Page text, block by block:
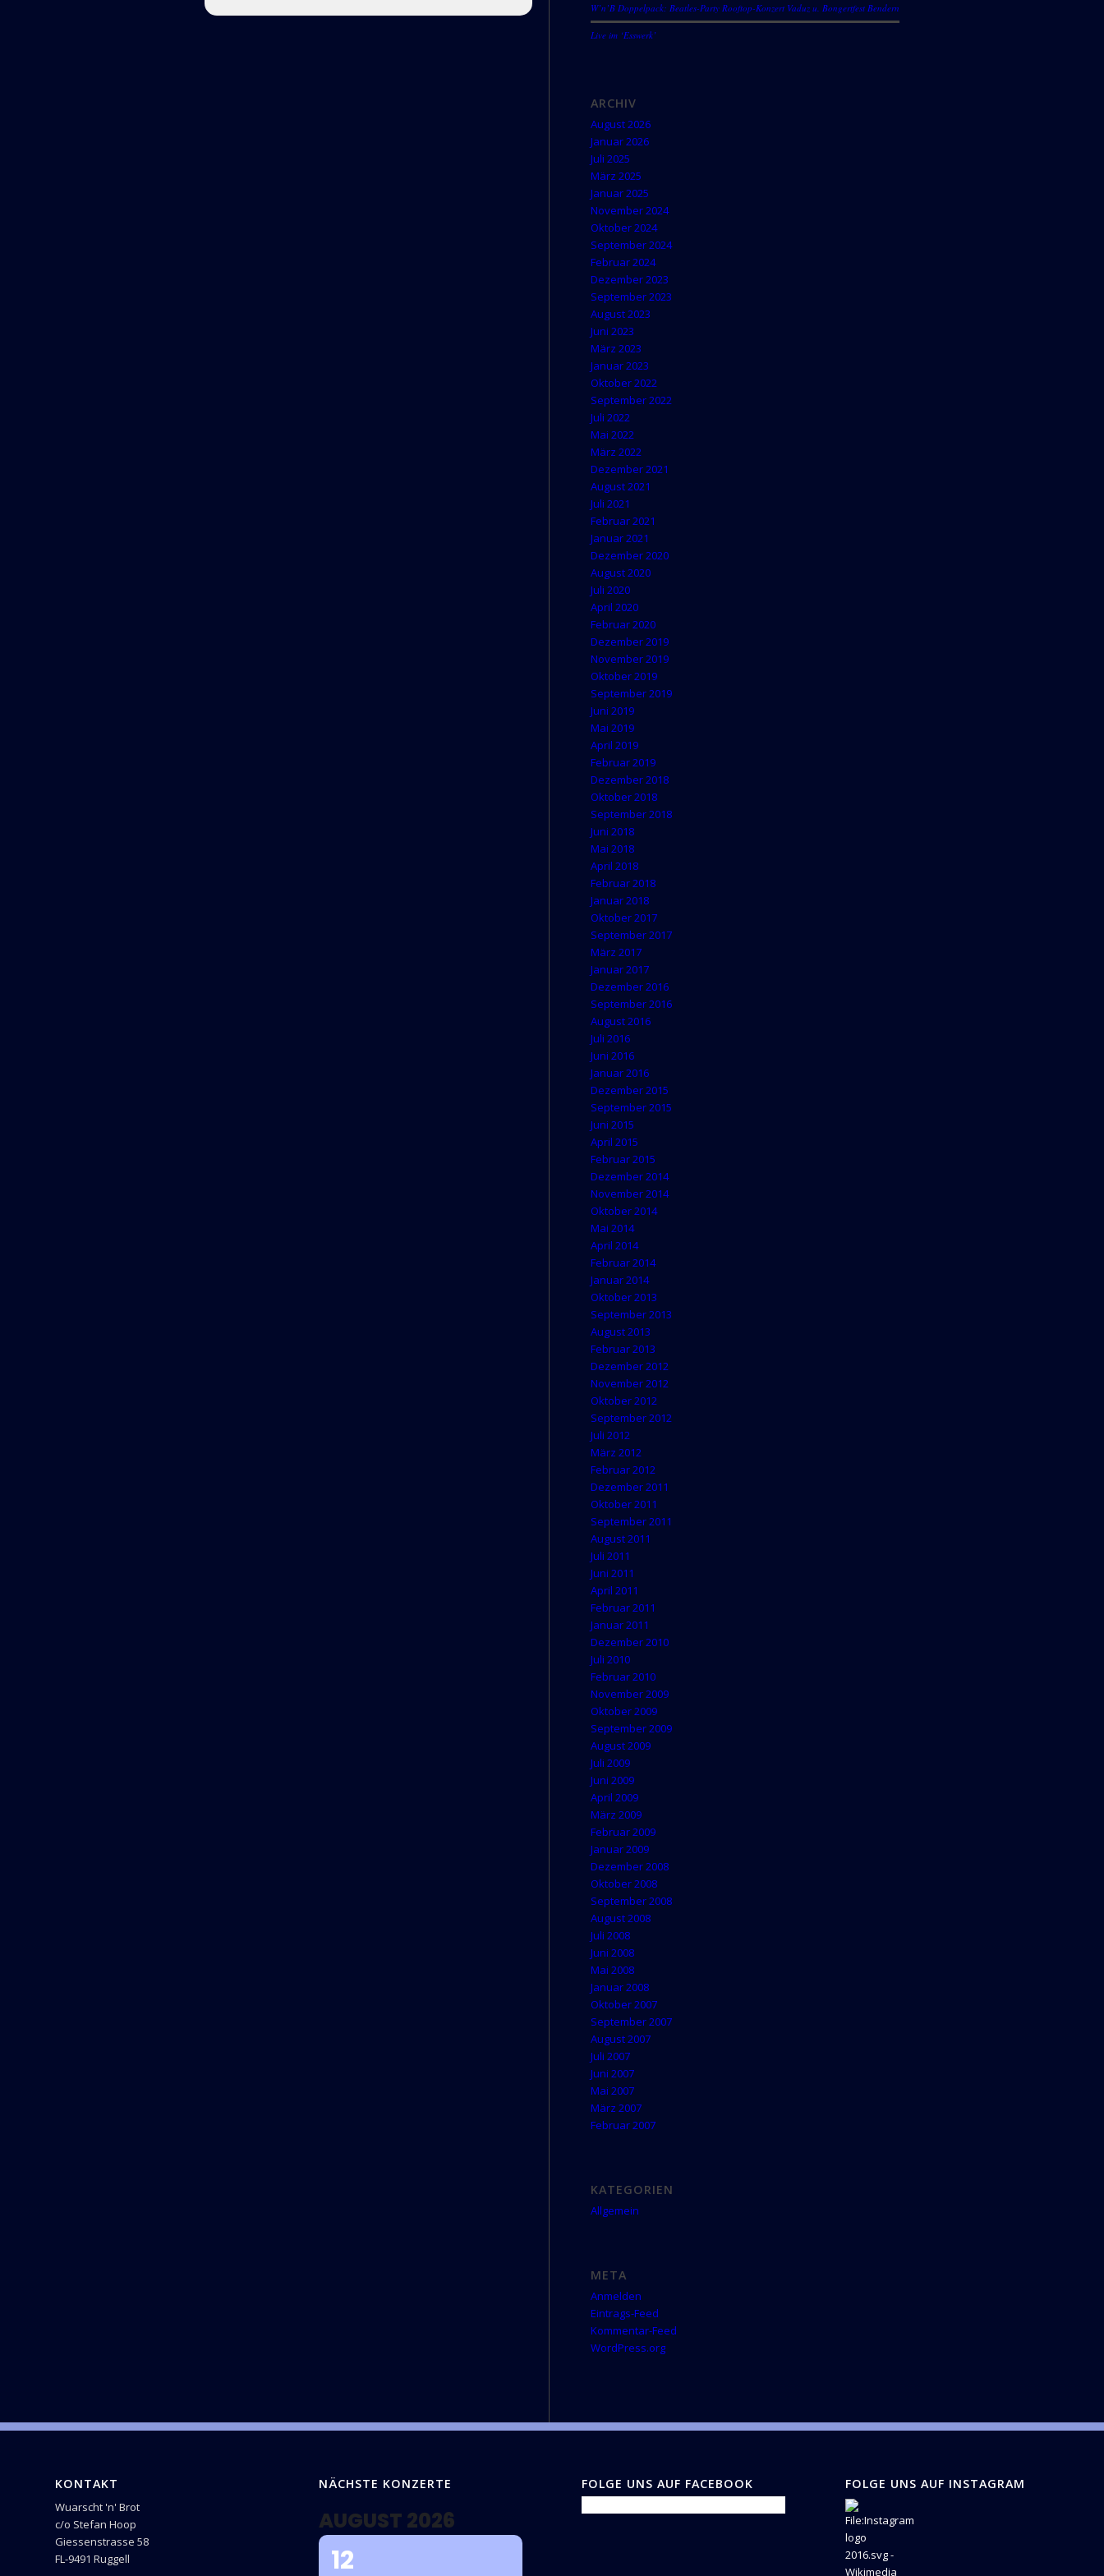
W’n’B Doppelpack: Beatles-Party Rooftop-Konzert Vaduz u. Bongertfest Bendern
Live im ‘Esswerk’
ARCHIV
August 2026
Januar 2026
Juli 2025
März 2025
Januar 2025
November 2024
Oktober 2024
September 2024
Februar 2024
Dezember 2023
September 2023
August 2023
Juni 2023
März 2023
Januar 2023
Oktober 2022
September 2022
Juli 2022
Mai 2022
März 2022
Dezember 2021
August 2021
Juli 2021
Februar 2021
Januar 2021
Dezember 2020
August 2020
Juli 2020
April 2020
Februar 2020
Dezember 2019
November 2019
Oktober 2019
September 2019
Juni 2019
Mai 2019
April 2019
Februar 2019
Dezember 2018
Oktober 2018
September 2018
Juni 2018
Mai 2018
April 2018
Februar 2018
Januar 2018
Oktober 2017
September 2017
März 2017
Januar 2017
Dezember 2016
September 2016
August 2016
Juli 2016
Juni 2016
Januar 2016
Dezember 2015
September 2015
Juni 2015
April 2015
Februar 2015
Dezember 2014
November 2014
Oktober 2014
Mai 2014
April 2014
Februar 2014
Januar 2014
Oktober 2013
September 2013
August 2013
Februar 2013
Dezember 2012
November 2012
Oktober 2012
September 2012
Juli 2012
März 2012
Februar 2012
Dezember 2011
Oktober 2011
September 2011
August 2011
Juli 2011
Juni 2011
April 2011
Februar 2011
Januar 2011
Dezember 2010
Juli 2010
Februar 2010
November 2009
Oktober 2009
September 2009
August 2009
Juli 2009
Juni 2009
April 2009
März 2009
Februar 2009
Januar 2009
Dezember 2008
Oktober 2008
September 2008
August 2008
Juli 2008
Juni 2008
Mai 2008
Januar 2008
Oktober 2007
September 2007
August 2007
Juli 2007
Juni 2007
Mai 2007
März 2007
Februar 2007
KATEGORIEN
Allgemein
META
Anmelden
Eintrags-Feed
Kommentar-Feed
WordPress.org
KONTAKT
Wuarscht 'n' Brot
c/o Stefan Hoop
Giessenstrasse 58
FL-9491 Ruggell
NÄCHSTE KONZERTE
AUGUST 2026
12
FOLGE UNS AUF FACEBOOK FOLGE UNS AUF INSTAGRAM